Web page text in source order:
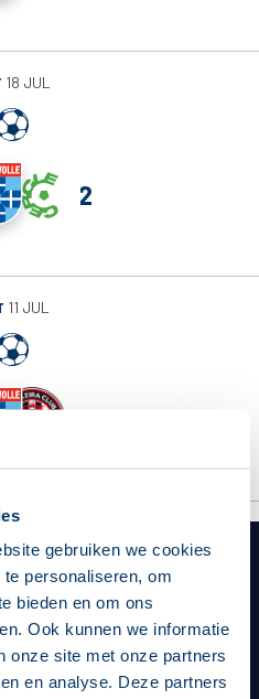
gebruiken we cookies
personaliseren, om
bieden en om ons
Ook kunnen we informatie
onze site met onze partners
en analyse. Deze partners
18 JUL
2
11 JUL